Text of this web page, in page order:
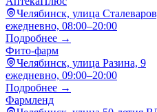
Челябинск, улица
ежедневно, 08:00–20:00
Подробнее →
Фито-фарм
Челябинск, улица Разина, 9
ежедневно, 09:00–20:00
Подробнее →
Фармленд